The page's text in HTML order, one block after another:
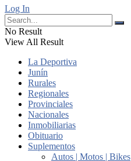
Log In
No Result
View All Result
La Deportiva
Junín
Rurales
Regionales
Provinciales
Nacionales
Inmobiliarias
Obituario
Suplementos
Autos | Motos | Bikes